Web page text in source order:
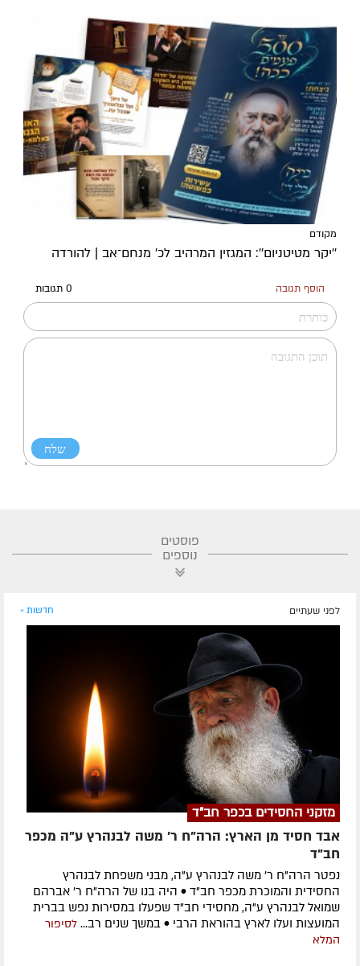
מקודם
''יקר מטיטניום'': המגזין המרהיב לכ’ מנחם־אב | להורדה
הוסף תגובה 0 תגובות
פוסטים
נוספים
לפני שעתיים חדשות »
מזקני החסידים בכפר חב"ד
אבד חסיד מן הארץ: הרה"ח ר' משה לבנהרץ ע"ה מכפר
חב"ד
נפטר הרה"ח ר' משה לבנהרץ ע"ה, מבני משפחת לבנהרץ
החסידית והמוכרת מכפר חב"ד • היה בנו של הרה"ח ר' אברהם
שמואל לבנהרץ ע"ה, מחסידי חב"ד שפעלו במסירות נפש בברית
המועצות ועלו לארץ בהוראת הרבי • במשך שנים רב... לסיפור
המלא